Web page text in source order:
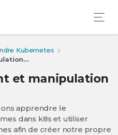
Kubernetes
et manipulation
apprendre le
dans k8s et utiliser
afin de créer notre propre